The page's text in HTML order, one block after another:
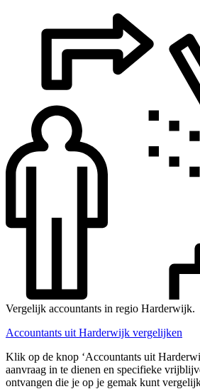
Vergelijk accountants in regio Harderwijk.
Accountants uit Harderwijk vergelijken
Klik op de knop ‘Accountants uit
aanvraag in te dienen en specifieke
ontvangen die je op je gemak kunt